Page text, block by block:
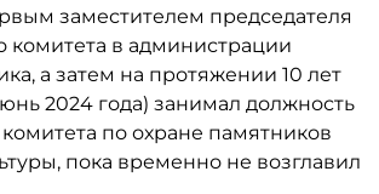
заместителем председателя
комитета в администрации
а затем на протяжении 10 лет
2024 года) занимал должность
по охране памятников
пока временно не возглавил